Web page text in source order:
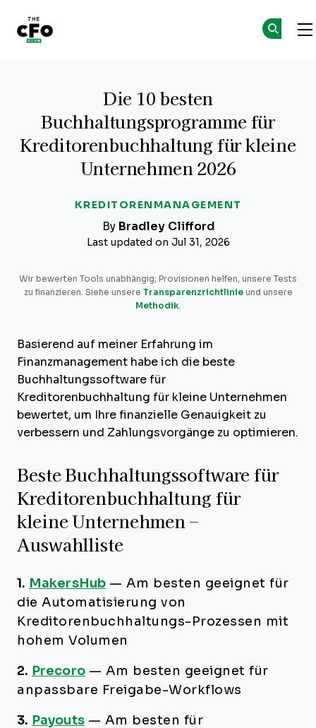
KREDITORENMANAGEMENT
Die 10 besten
Buchhaltungsprogramme für
Kreditorenbuchhaltung für kleine
Unternehmen 2026
By Bradley Clifford
Last updated on Jul 31, 2026
Wir bewerten Tools unabhängig; Provisionen helfen, unsere Tests
zu finanzieren. Siehe unsere Transparenzrichtlinieund unsere
Methodik.
Basierend auf meiner Erfahrung im
Finanzmanagement habe ich die beste
Buchhaltungssoftware für
Kreditorenbuchhaltung für kleine Unternehmen
bewertet, um Ihre finanzielle Genauigkeit zu
verbessern und Zahlungsvorgänge zu optimieren.
Beste Buchhaltungssoftware für
Kreditorenbuchhaltung für
kleine Unternehmen –
Auswahlliste
1. MakersHub — Am besten geeignet für
die Automatisierung von
Kreditorenbuchhaltungs-Prozessen mit
hohem Volumen
2. Precoro — Am besten geeignet für
anpassbare Freigabe-Workflows
3. Payouts — Am besten für